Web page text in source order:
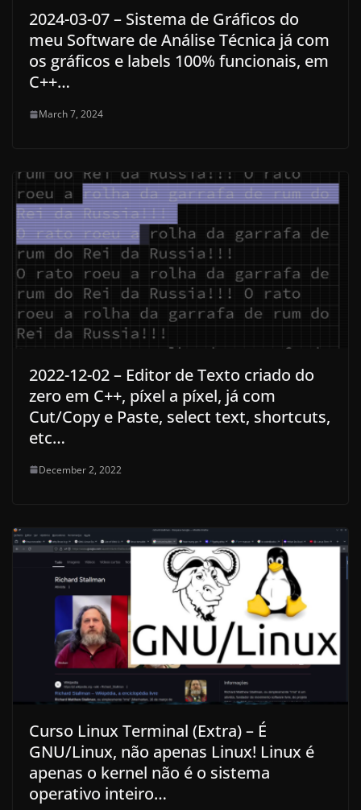
2024-03-07 – Sistema de Gráficos do
meu Software de Análise Técnica já com
os gráficos e labels 100% funcionais, em
C++…
March 7, 2024
2022-12-02 – Editor de Texto criado do
zero em C++, píxel a píxel, já com
Cut/Copy e Paste, select text, shortcuts,
etc…
December 2, 2022
Curso Linux Terminal (Extra) – É
GNU/Linux, não apenas Linux! Linux é
apenas o kernel não é o sistema
operativo inteiro…